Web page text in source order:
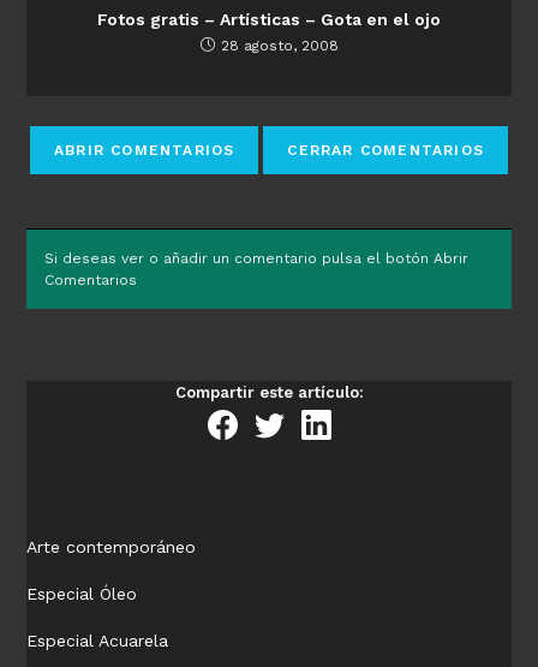
Fotos gratis – Artísticas – Gota en el ojo
28 agosto, 2008
Si deseas ver o añadir un comentario pulsa el botón Abrir
Comentarios
Compartir este artículo:
Arte contemporáneo
Especial Óleo
Especial Acuarela